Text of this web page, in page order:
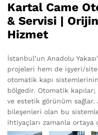
Kartal Came
& Servisi |
Hizmet
İstanbul’un Anadolu
projeleri hem de işyeri/
otomatik kapı sistemlerinin
bölgedir. Otomatik kapılar;
ve estetik görünüm
bileşenleri olan bu
ihtiyaçları zamanla ortaya